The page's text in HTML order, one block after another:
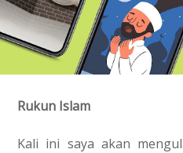
Rukun Islam
Kali ini saya akan